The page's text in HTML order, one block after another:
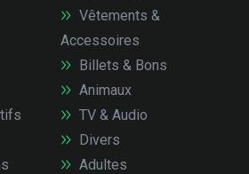
Vêtements &
Accessoires
Billets & Bons
Animaux
TV & Audio
Divers
Adultes